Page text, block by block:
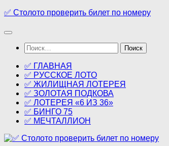
Перейти
содержимому
✅ Столото проверить билет по номеру
Найти:
✅ ГЛАВНАЯ
✅ РУССКОЕ ЛОТО
✅ ЖИЛИЩНАЯ ЛОТЕРЕЯ
✅ ЗОЛОТАЯ ПОДКОВА
✅ ЛОТЕРЕЯ «6 ИЗ 36»
✅ БИНГО 75
✅ МЕЧТАЛЛИОН